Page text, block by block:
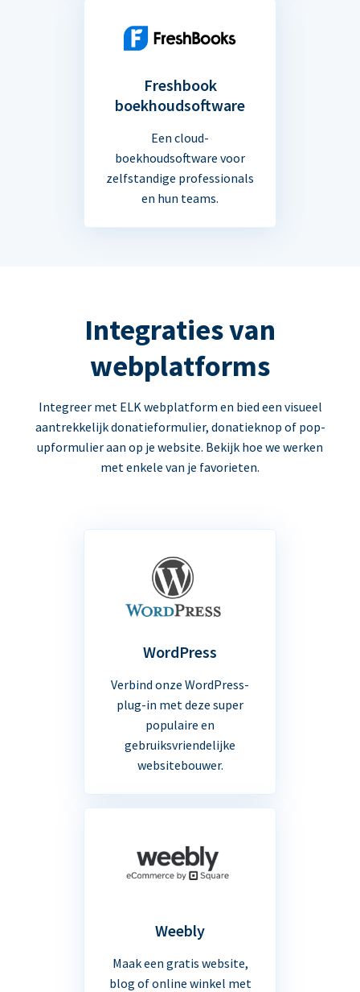
Freshbook
boekhoudsoftware
Een cloud-
boekhoudsoftware voor
zelfstandige professionals
en hun teams.
Integraties van
webplatforms
Integreer met ELK webplatform en bied een visueel
aantrekkelijk donatieformulier, donatieknop of pop-
upformulier aan op je website. Bekijk hoe we werken
met enkele van je favorieten.
WordPress
Verbind onze WordPress-
plug-in met deze super
populaire en
gebruiksvriendelijke
websitebouwer.
Weebly
Maak een gratis website,
blog of online winkel met